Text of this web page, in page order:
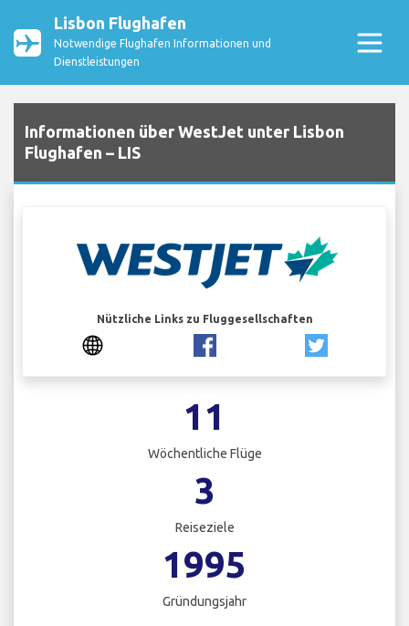
Lisbon Flughafen
Notwendige Flughafen Informationen und
Dienstleistungen
Informationen über WestJet unter Lisbon
Flughafen – LIS
Nützliche Links zu Fluggesellschaften
11
Wöchentliche Flüge
3
Reiseziele
1995
Gründungsjahr